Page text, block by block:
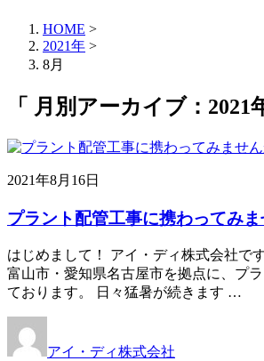
HOME >
2021年 >
8月
「 月別アーカイブ：2021
2021年8月16日
プラント配管工事に携わってみま
はじめまして！ アイ・ディ株式会社で
富山市・愛知県名古屋市を拠点に、プ
ております。 日々猛暑が続きます …
アイ・ディ株式会社